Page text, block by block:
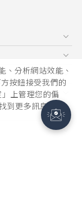
分析網站效能、
按鈕接受我們的
上管理您的偏
到更多訊息。